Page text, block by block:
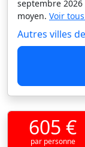
septembre 2026
moyen. Voir
Autres villes
605 €
par personne